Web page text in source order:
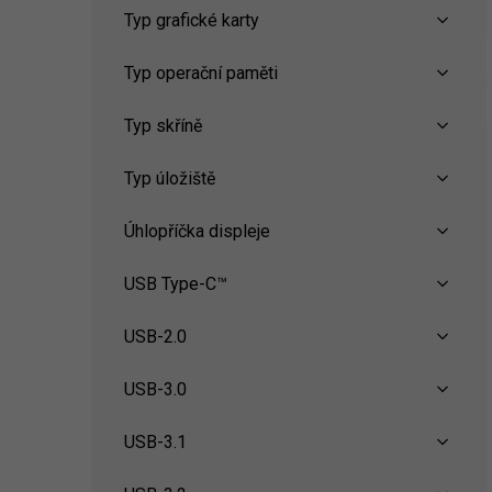
Typ grafické karty
Typ operační paměti
Typ skříně
Typ úložiště
Úhlopříčka displeje
USB Type-C™
USB-2.0
USB-3.0
USB-3.1